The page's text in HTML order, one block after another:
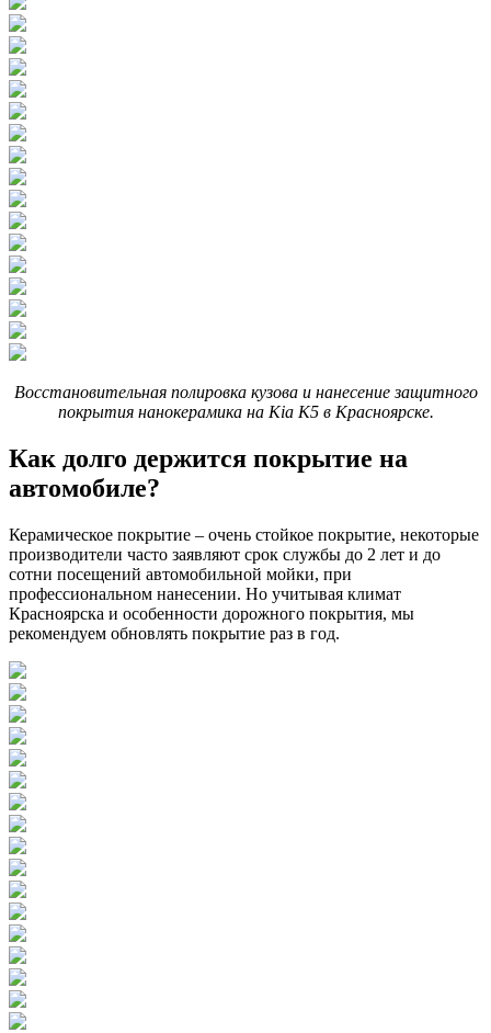
Восстановительная полировка кузова и нанесение защитного
покрытия нанокерамика на Kia K5 в Красноярске.
Как долго держится покрытие на
автомобиле?
Керамическое покрытие – очень стойкое покрытие, некоторые
производители часто заявляют срок службы до 2 лет и до
сотни посещений автомобильной мойки, при
профессиональном нанесении. Но учитывая климат
Красноярска и особенности дорожного покрытия, мы
рекомендуем обновлять покрытие раз в год.